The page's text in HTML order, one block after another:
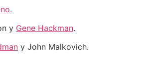
y Gene Hackman.
y John Malkovich.